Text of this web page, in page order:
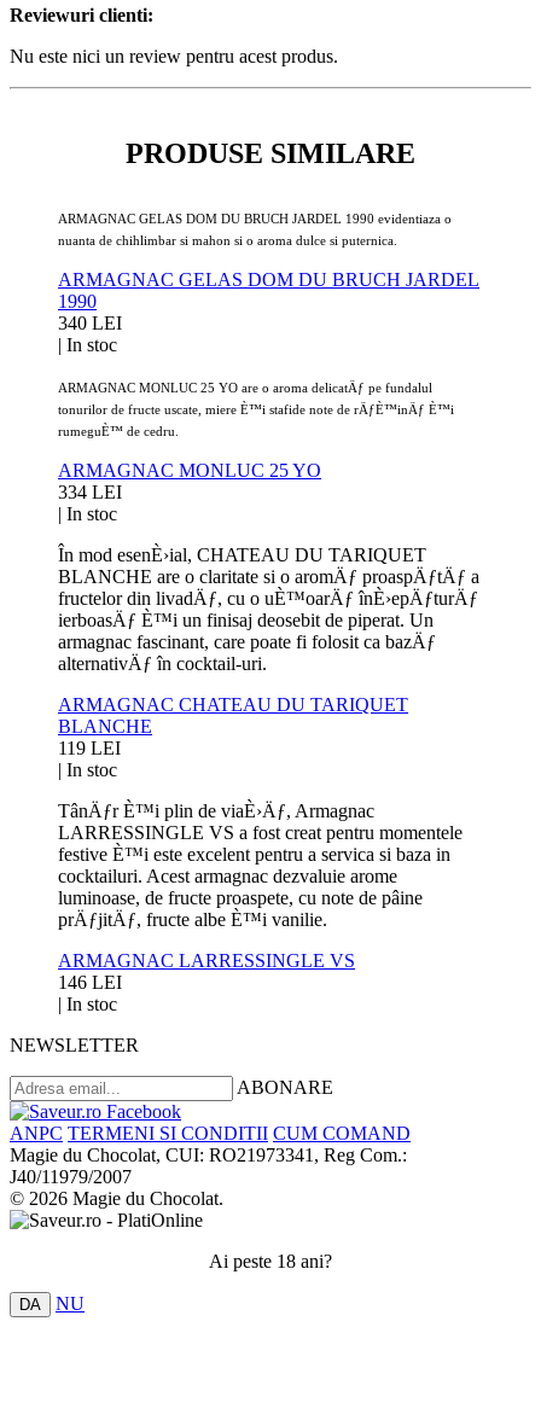
Reviewuri clienti:
Nu este nici un review pentru acest produs.
PRODUSE SIMILARE
ARMAGNAC GELAS DOM DU BRUCH JARDEL 1990 evidentiaza o
nuanta de chihlimbar si mahon si o aroma dulce si puternica.
ARMAGNAC GELAS DOM DU BRUCH JARDEL
1990
340 LEI
| In stoc
ARMAGNAC MONLUC 25 YO are o aroma delicatÄƒ pe fundalul
tonurilor de fructe uscate, miere È™i stafide note de rÄƒÈ™inÄƒ È™i
rumeguÈ™ de cedru.
ARMAGNAC MONLUC 25 YO
334 LEI
| In stoc
În mod esenÈ›ial, CHATEAU DU TARIQUET
BLANCHE are o claritate si o aromÄƒ proaspÄƒtÄƒ a
fructelor din livadÄƒ, cu o uÈ™oarÄƒ înÈ›epÄƒturÄƒ
ierboasÄƒ È™i un finisaj deosebit de piperat. Un
armagnac fascinant, care poate fi folosit ca bazÄƒ
alternativÄƒ în cocktail-uri.
ARMAGNAC CHATEAU DU TARIQUET
BLANCHE
119 LEI
| In stoc
TânÄƒr È™i plin de viaÈ›Äƒ, Armagnac
LARRESSINGLE VS a fost creat pentru momentele
festive È™i este excelent pentru a servica si baza in
cocktailuri. Acest armagnac dezvaluie arome
luminoase, de fructe proaspete, cu note de pâine
prÄƒjitÄƒ, fructe albe È™i vanilie.
ARMAGNAC LARRESSINGLE VS
146 LEI
| In stoc
NEWSLETTER
ABONARE
ANPC TERMENI SI CONDITII CUM COMAND
Magie du Chocolat, CUI: RO21973341, Reg Com.:
J40/11979/2007
© 2026 Magie du Chocolat.
Ai peste 18 ani?
DA NU